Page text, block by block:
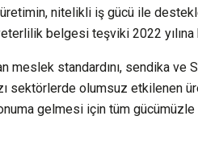
nitelikli iş gücü ile
belgesi teşviki 2022
meslek standardını, sendika
sektörlerde olumsuz etkilenen
gelmesi için tüm